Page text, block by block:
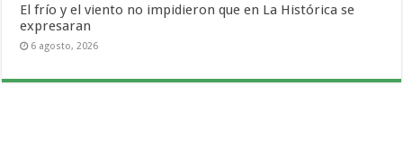
El frío y el viento no impidieron que en La Histórica se
expresaran
6 agosto, 2026